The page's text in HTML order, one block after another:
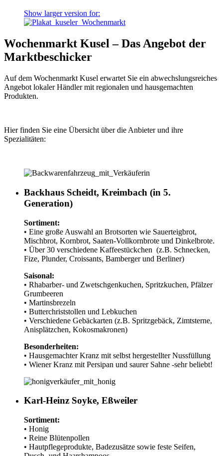
Show larger version for:
Wochenmarkt Kusel – Das Angebot der
Marktbeschicker
Auf dem Wochenmarkt Kusel erwartet Sie ein abwechslungsreiches
Angebot lokaler Händler mit regionalen und hausgemachten
Produkten.
Hier finden Sie eine Übersicht über die Anbieter und ihre
Spezialitäten:
Backhaus Scheidt, Kreimbach (in 5.
Generation)
Sortiment:
• Eine große Auswahl an Brotsorten wie Sauerteigbrot,
Mischbrot, Kornbrot, Saaten-Vollkornbrote und Dinkelbrote.
• Über 30 verschiedene Kaffeestückchen (z.B. Schnecken,
Fize, Plunder, Croissants, Bamberger und Berliner)
Saisonal:
• Rhabarber- und Zwetschgenkuchen, Spritzkuchen, Pfälzer
Grumbeeren
• Martinsbrezeln
• Butterchriststollen und Lebkuchen
• Verschiedene Gebäckarten (z.B. Spritzgebäck, Zimtsterne,
Anisplätzchen, Kokosmakronen)
Besonderheiten:
• Hausgemachter Kranz mit selbst hergestellter Nussfüllung
• Wiener Kranz mit Persipan und saurer Sahne -sehr beliebt!
Karl-Heinz Soyke, Eßweiler
Sortiment:
• Honig
• Reine Blütenpollen
• Hautpflegeprodukte, Badezusätze sowie feste Seifen,